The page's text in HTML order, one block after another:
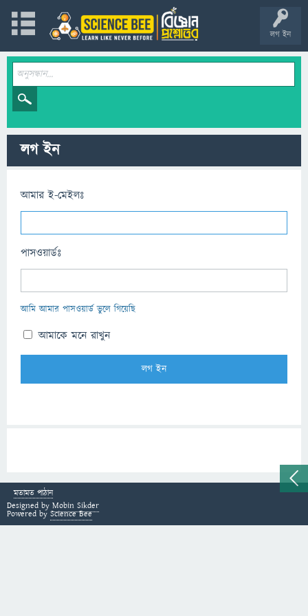
লগ ইন
লগ ইন
আমার ই-মেইলঃ
পাসওয়ার্ডঃ
আমি আমার পাসওয়ার্ড ভুলে গিয়েছি
আমাকে মনে রাখুন
মতামত পাঠান
Designed by Mobin Sikder
Powered by Science Bee